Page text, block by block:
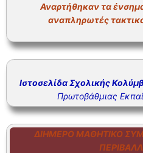
Αναρτήθηκαν τα ένσημα
αναπληρωτές
Ιστοσελίδα Σχολικής
Πρωτοβάθμιας
ΔΙΉΜΕΡΟ ΜΑΘΗΤΙΚΌ